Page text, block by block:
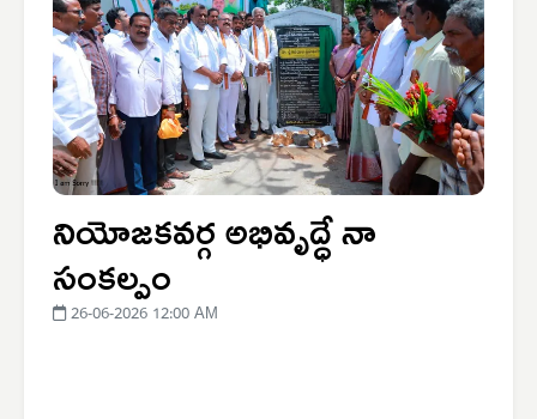
నియోజకవర్గ అభివృద్ధే నా
సంకల్పం
26-06-2026 12:00 AM